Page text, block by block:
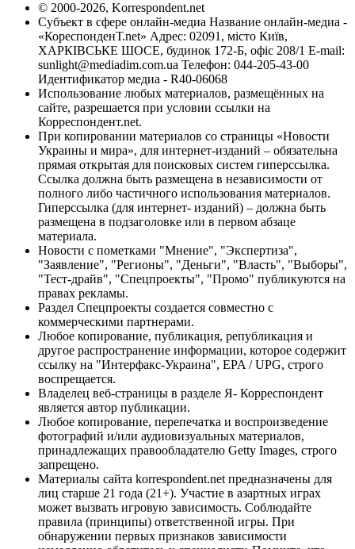
© 2000-2026, Korrespondent.net
Субъект в сфере онлайн-медиа Название онлайн-медиа -
«КореспонденТ.net» Адрес: 02091, місто Київ,
ХАРКІВСЬКЕ ШОСЕ, будинок 172-Б, офіс 208/1 E-mail:
sunlight@mediadim.com.ua Телефон: 044-205-43-00
Идентификатор медиа - R40-06068
Использование любых материалов, размещённых на
сайте, разрешается при условии ссылки на
Корреспондент.net.
При копировании материалов со страницы «Новости
Украины и мира», для интернет-изданий – обязательна
прямая открытая для поисковых систем гиперссылка.
Ссылка должна быть размещена в независимости от
полного либо частичного использования материалов.
Гиперссылка (для интернет- изданий) – должна быть
размещена в подзаголовке или в первом абзаце
материала.
Новости с пометками "Мнение", "Экспертиза",
"Заявление", "Регионы", "Деньги", "Власть", "Выборы",
"Тест-драйв", "Спецпроекты", "Промо" публикуются на
правах рекламы.
Раздел Спецпроекты создается совместно с
коммерческими партнерами.
Любое копирование, публикация, републикация и
другое распространение информации, которое содержит
ссылку на "Интерфакс-Украина", EPA / UPG, строго
воспрещается.
Владелец веб-страницы в разделе Я- Корреспондент
является автор публикации.
Любое копирование, перепечатка и воспроизведение
фотографий и/или аудиовизуальных материалов,
принадлежащих правообладателю Getty Images, строго
запрещено.
Материалы сайта korrespondent.net предназначены для
лиц старше 21 года (21+). Участие в азартных играх
может вызвать игровую зависимость. Соблюдайте
правила (принципы) ответственной игры. При
обнаружении первых признаков зависимости